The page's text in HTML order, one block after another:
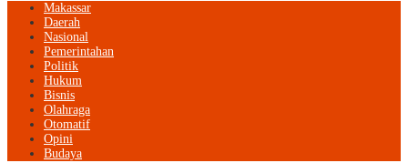
Makassar
Daerah
Nasional
Pemerintahan
Politik
Hukum
Bisnis
Olahraga
Otomatif
Opini
Budaya